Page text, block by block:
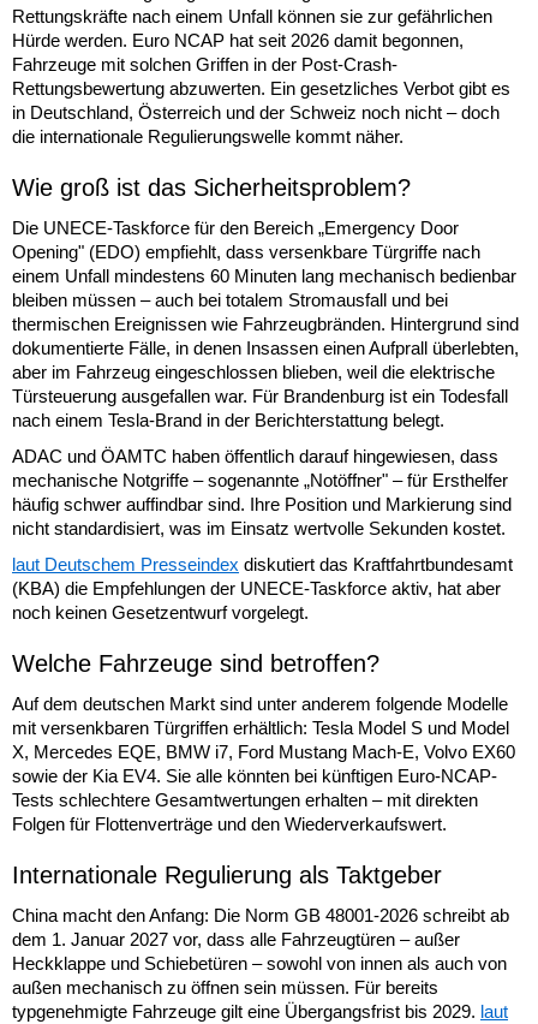
Rettungskräfte nach einem Unfall können sie zur gefährlichen
Hürde werden. Euro NCAP hat seit 2026 damit begonnen,
Fahrzeuge mit solchen Griffen in der Post-Crash-
Rettungsbewertung abzuwerten. Ein gesetzliches Verbot gibt es
in Deutschland, Österreich und der Schweiz noch nicht – doch
die internationale Regulierungswelle kommt näher.
Wie groß ist das Sicherheitsproblem?
Die UNECE-Taskforce für den Bereich „Emergency Door
Opening" (EDO) empfiehlt, dass versenkbare Türgriffe nach
einem Unfall mindestens 60 Minuten lang mechanisch bedienbar
bleiben müssen – auch bei totalem Stromausfall und bei
thermischen Ereignissen wie Fahrzeugbränden. Hintergrund sind
dokumentierte Fälle, in denen Insassen einen Aufprall überlebten,
aber im Fahrzeug eingeschlossen blieben, weil die elektrische
Türsteuerung ausgefallen war. Für Brandenburg ist ein Todesfall
nach einem Tesla-Brand in der Berichterstattung belegt.
ADAC und ÖAMTC haben öffentlich darauf hingewiesen, dass
mechanische Notgriffe – sogenannte „Notöffner" – für Ersthelfer
häufig schwer auffindbar sind. Ihre Position und Markierung sind
nicht standardisiert, was im Einsatz wertvolle Sekunden kostet.
laut Deutschem Presseindex diskutiert das Kraftfahrtbundesamt
(KBA) die Empfehlungen der UNECE-Taskforce aktiv, hat aber
noch keinen Gesetzentwurf vorgelegt.
Welche Fahrzeuge sind betroffen?
Auf dem deutschen Markt sind unter anderem folgende Modelle
mit versenkbaren Türgriffen erhältlich: Tesla Model S und Model
X, Mercedes EQE, BMW i7, Ford Mustang Mach-E, Volvo EX60
sowie der Kia EV4. Sie alle könnten bei künftigen Euro-NCAP-
Tests schlechtere Gesamtwertungen erhalten – mit direkten
Folgen für Flottenverträge und den Wiederverkaufswert.
Internationale Regulierung als Taktgeber
China macht den Anfang: Die Norm GB 48001-2026 schreibt ab
dem 1. Januar 2027 vor, dass alle Fahrzeugtüren – außer
Heckklappe und Schiebetüren – sowohl von innen als auch von
außen mechanisch zu öffnen sein müssen. Für bereits
typgenehmigte Fahrzeuge gilt eine Übergangsfrist bis 2029. laut